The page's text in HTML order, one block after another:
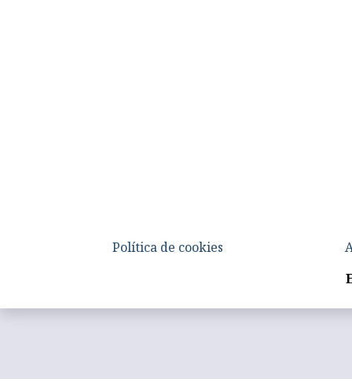
Política de cookies